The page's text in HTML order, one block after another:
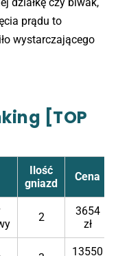
prądu to
wystarczającego
[TOP
Ilość
gniazd
Cena
2
3654
zł
13550